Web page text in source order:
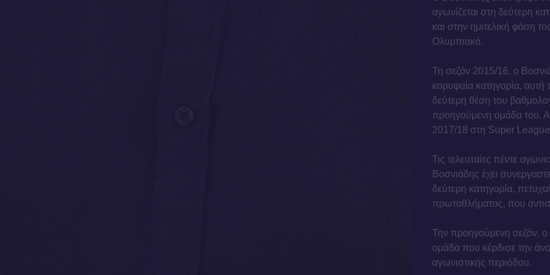
αγωνίζεται στη δεύτερη
και στην ημιτελική φάση
Ολυμπιακό.
Τη σεζόν 2015/16, ο
κορυφαία κατηγορία, αυτή
δεύτερη θέση του
προηγούμενη ομάδα του.
2017/18 στη Super
Τις τελευταίες πέντε
Βοσνιάδης έχει
δεύτερη κατηγορία,
πρωταθλήματος, που
Την προηγούμενη σεζόν,
ομάδα που κέρδισε την
αγωνιστικής περιόδου.